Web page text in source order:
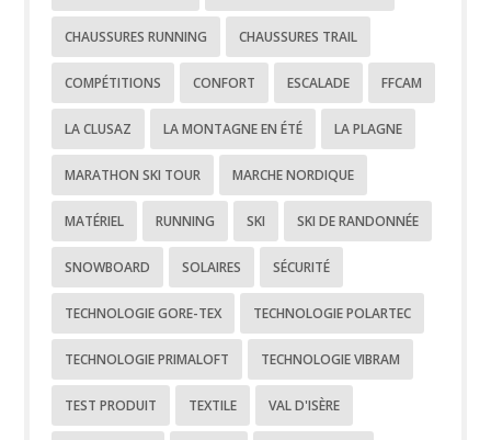
CHAUSSURES RUNNING CHAUSSURES TRAIL
COMPÉTITIONS CONFORT ESCALADE FFCAM
LA CLUSAZ LA MONTAGNE EN ÉTÉ LA PLAGNE
MARATHON SKI TOUR MARCHE NORDIQUE
MATÉRIEL RUNNING SKI SKI DE RANDONNÉE
SNOWBOARD SOLAIRES SÉCURITÉ
TECHNOLOGIE GORE-TEX TECHNOLOGIE POLARTEC
TECHNOLOGIE PRIMALOFT TECHNOLOGIE VIBRAM
TEST PRODUIT TEXTILE VAL D'ISÈRE